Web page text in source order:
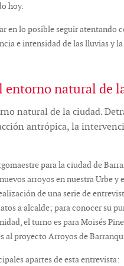
hoy.
en lo posible seguir atentando
e intensidad de las lluvias y
entorno natural de
natural de la ciudad.
antrópica, la
para la ciudad de
arroyos en nuestra Urbe y
de una serie de
a alcalde; para conocer su
el turno es para Moisés
al proyecto Arroyos de
apartes de esta entrevista: